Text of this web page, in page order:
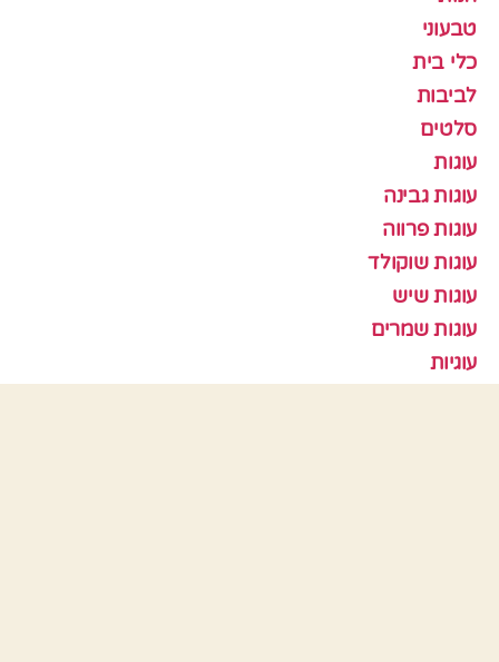
טבעוני
כלי בית
לביבות
סלטים
עוגות
עוגות גבינה
עוגות פרווה
עוגות שוקולד
עוגות שיש
עוגות שמרים
עוגיות